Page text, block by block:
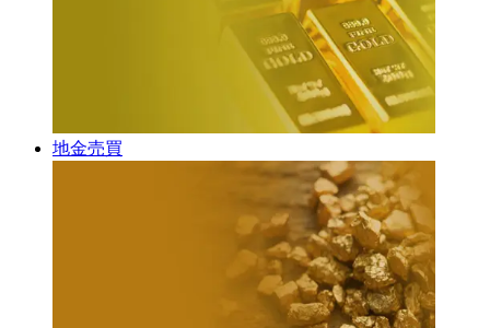
地金売買